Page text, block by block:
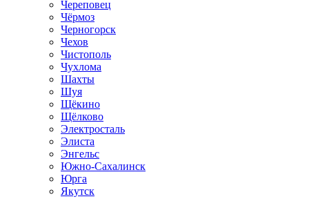
Череповец
Чёрмоз
Черногорск
Чехов
Чистополь
Чухлома
Шахты
Шуя
Щёкино
Щёлково
Электросталь
Элиста
Энгельс
Южно-Сахалинск
Юрга
Якутск